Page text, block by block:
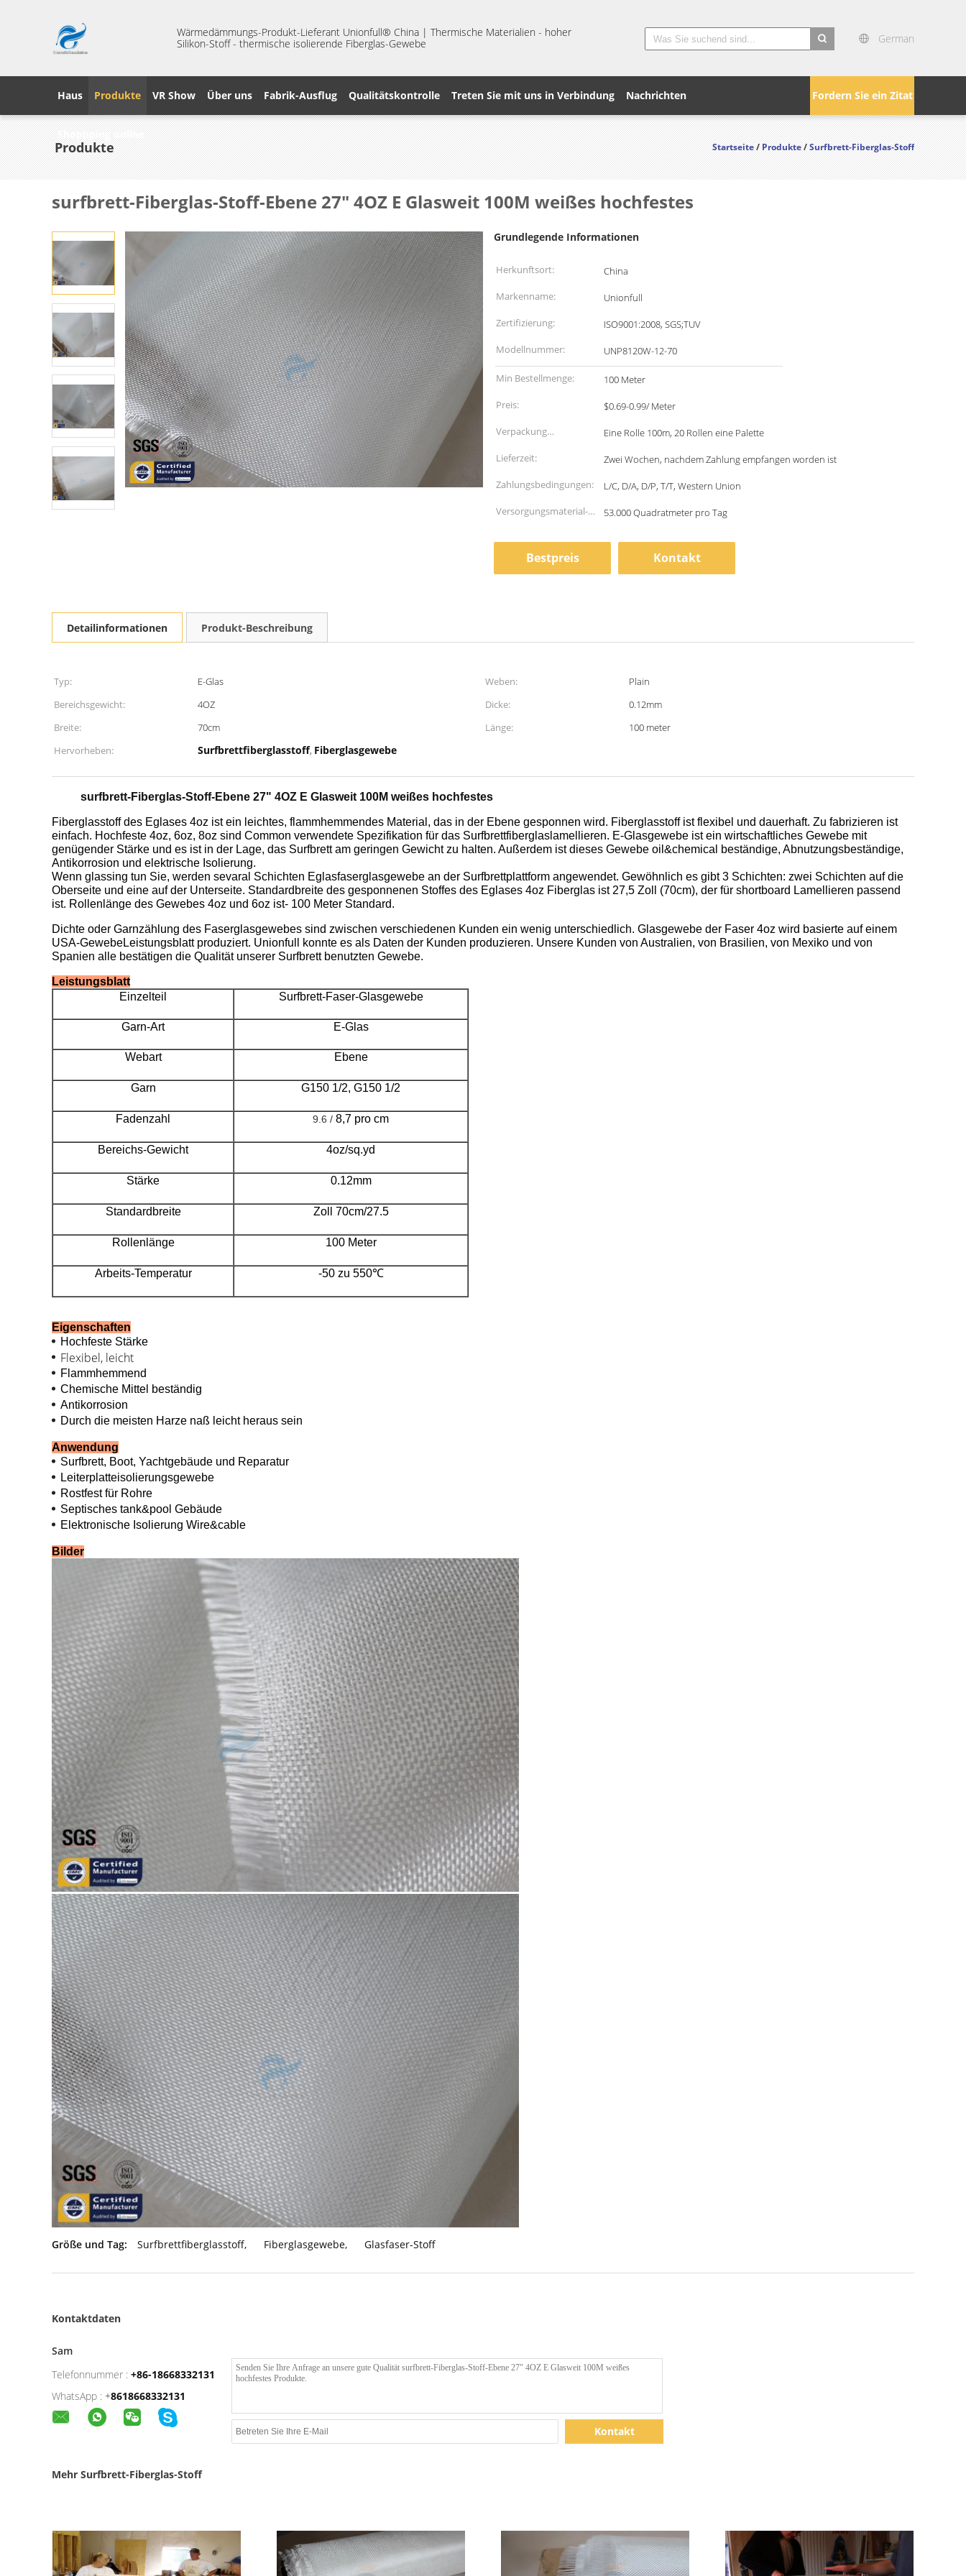
Wärmedämmungs-Produkt-Lieferant Unionfull® China | Thermische Materialien - hoher
Silikon-Stoff - thermische isolierende Fiberglas-Gewebe
German
Fordern Sie ein Zitat
Haus Produkte VR Show Über uns Fabrik-Ausflug Qualitätskontrolle Treten Sie mit uns in Verbindung Nachrichten
Shoppping online
Produkte Startseite/Produkte/Surfbrett-Fiberglas-Stoff
surfbrett-Fiberglas-Stoff-Ebene 27" 4OZ E Glasweit 100M weißes hochfestes
Grundlegende Informationen
Herkunftsort:
China
Markenname:
Unionfull
Zertifizierung:
ISO9001:2008, SGS;TUV
Modellnummer:
UNP8120W-12-70
Min Bestellmenge:
100 Meter
Preis:
$0.69-0.99/ Meter
Verpackung
Informationen:
Eine Rolle 100m, 20 Rollen eine Palette
Lieferzeit:
Zwei Wochen, nachdem Zahlung empfangen worden ist
Zahlungsbedingungen:
L/C, D/A, D/P, T/T, Western Union
Versorgungsmaterial-
53.000 Quadratmeter pro Tag
Bestpreis Kontakt
Detailinformationen Produkt-Beschreibung
Typ: E-Glas Weben:
Plain
Bereichsgewicht:
4OZ Dicke:
0.12mm
Breite:
70cm Länge:
100 meter
Hervorheben:
Surfbrettfiberglasstoff, Fiberglasgewebe
surfbrett-Fiberglas-Stoff-Ebene 27" 4OZ E Glasweit 100M weißes hochfestes
Fiberglasstoff des Eglases 4oz ist ein leichtes, flammhemmendes Material, das in der Ebene gesponnen wird. Fiberglasstoff ist flexibel und dauerhaft. Zu fabrizieren ist
einfach. Hochfeste 4oz, 6oz, 8oz sind Common verwendete Spezifikation für das Surfbrettfiberglaslamellieren. E-Glasgewebe ist ein wirtschaftliches Gewebe mit
genügender Stärke und es ist in der Lage, das Surfbrett am geringen Gewicht zu halten. Außerdem ist dieses Gewebe oil&chemical beständige, Abnutzungsbeständige,
Antikorrosion und elektrische Isolierung.
Wenn glassing tun Sie, werden sevaral Schichten Eglasfaserglasgewebe an der Surfbrettplattform angewendet. Gewöhnlich es gibt 3 Schichten: zwei Schichten auf die
Oberseite und eine auf der Unterseite. Standardbreite des gesponnenen Stoffes des Eglases 4oz Fiberglas ist 27,5 Zoll (70cm), der für shortboard Lamellieren passend
ist. Rollenlänge des Gewebes 4oz und 6oz ist- 100 Meter Standard.
Dichte oder Garnzählung des Faserglasgewebes sind zwischen verschiedenen Kunden ein wenig unterschiedlich. Glasgewebe der Faser 4oz wird basierte auf einem
USA-GewebeLeistungsblatt produziert. Unionfull konnte es als Daten der Kunden produzieren. Unsere Kunden von Australien, von Brasilien, von Mexiko und von
Spanien alle bestätigen die Qualität unserer Surfbrett benutzten Gewebe.
Leistungsblatt
Einzelteil
Surfbrett-Faser-Glasgewebe
Garn-Art E-Glas
Webart Ebene
Garn G150 1/2, G150 1/2
Fadenzahl 9.6 / 8,7 pro cm
Bereichs-Gewicht 4oz/sq.yd
Stärke 0.12mm
Standardbreite Zoll 70cm/27.5
Rollenlänge 100 Meter
Arbeits-Temperatur -50 zu 550℃
Eigenschaften
Hochfeste Stärke
Flexibel, leicht
Flammhemmend
Chemische Mittel beständig
Antikorrosion
Durch die meisten Harze naß leicht heraus sein
Anwendung
Surfbrett, Boot, Yachtgebäude und Reparatur
Leiterplatteisolierungsgewebe
Rostfest für Rohre
Septisches tank&pool Gebäude
Elektronische Isolierung Wire&cable
Bilder
Größe und Tag: Surfbrettfiberglasstoff, Fiberglasgewebe, Glasfaser-Stoff
Kontaktdaten
Sam
Telefonnummer : +86-18668332131
WhatsApp : +8618668332131
Kontakt
Mehr Surfbrett-Fiberglas-Stoff